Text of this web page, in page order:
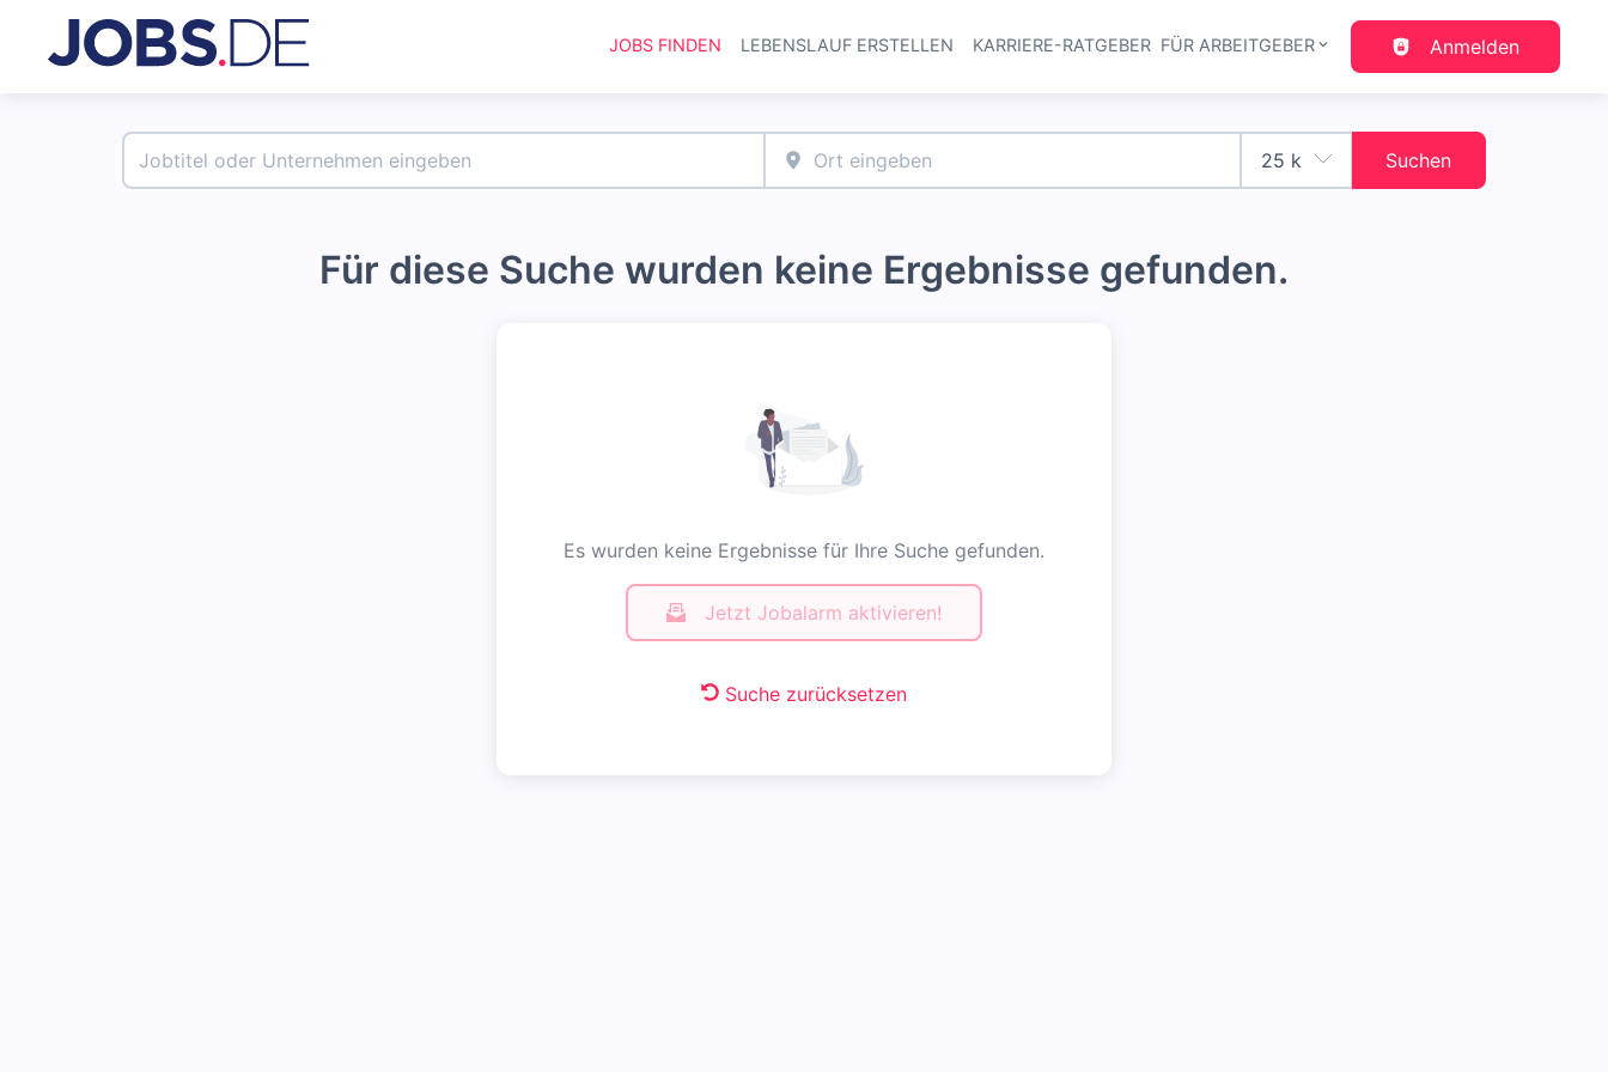
Haupt-Navigation
JOBS FINDEN LEBENSLAUF ERSTELLEN KARRIERE-RATGEBER FÜR ARBEITGEBER Anmelden
Suchen
Für diese Suche wurden keine Ergebnisse gefunden.
Es wurden keine Ergebnisse für Ihre Suche gefunden.
Jetzt Jobalarm aktivieren!
Suche zurücksetzen